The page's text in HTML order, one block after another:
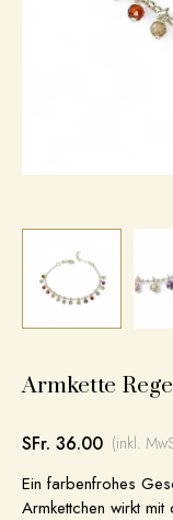
Armkette
SFr. 36.00 (inkl.
Ein farbenfrohes
Armkettchen wirkt